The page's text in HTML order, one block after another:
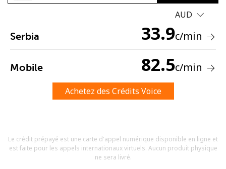
Aucun mot de passe créé
Une lettre majuscule et une lettre minuscule
Un caractère spécial
AUD
Serbia 33.9c/min
Mobile 82.5c/min
Achetez des Crédits Voice
Le crédit prépayé est une carte d'appel numérique disponible en ligne et
est faite pour les appels internationaux virtuels. Aucun produit physique
ne sera livré.